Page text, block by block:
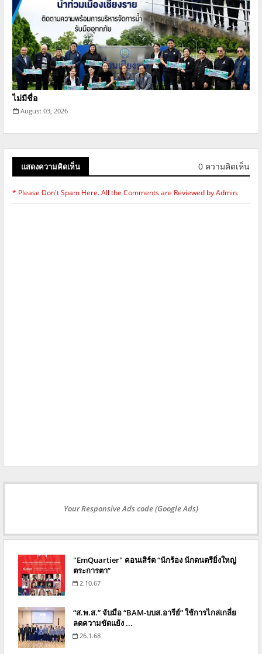
ไม่มีชื่อ
August 03, 2026
แสดงความคิดเห็น 0 ความคิดเห็น
* Please Don't Spam Here. All the Comments are Reviewed by Admin.
Your Responsive Ads code (Google Ads)
"EmQuartier" คอนเสิร์ต “นักร้อง นักดนตรียิ่งใหญ่
ตระการตา”
2.10.67
“ส.พ.ส.” จับมือ “BAM-บบส.อารีย์” ใช้การไกล่เกลี่ย
ลดความขัดแย้ง ...
26.1.68